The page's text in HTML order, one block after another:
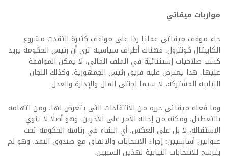
مواربات ميقاتي
جاء موقف ميقاتي عمليًا ردًا على مواقف كثيرة انتقدت مشروع
الكابيتال كونترول. فهناك أطراف سياسية ترى أن رئيس الحكومة يريد
كسب صلاحيات إستثنائية في الملف المالي، لا يمكن الموافقة
عليها. هذا يعترض عليه فريق رئيس الجمهورية، وكذلك اللجان
النيابية المشتركة، لا سيما لجنتي المال والإدارة والعدل.
وما فعله ميقاتي حرره من الانتقادات التي يتعرض لها، ومن اتهامه
بالتعطيل، ومكنه من إحالة الأمر على الآخرين. وهو أصلًا لا ينوي
الاستقالة، لا بل على العكس. أي البقاء في رئاسة الحكومة تحت
عنوانين أساسيين: إجراء الانتخابات والاتفاق مع صندوق النقد. وهو لم
يترشح للانتخابات النيابية لهذين السببين.